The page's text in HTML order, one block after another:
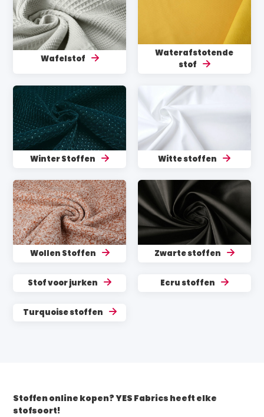
Wafelstof
Waterafstotende
stof
Winter Stoffen Witte stoffen
Wollen Stoffen Zwarte stoffen
Stof voor jurken Ecru stoffen
Turquoise stoffen
Stoffen online kopen? YES Fabrics heeft elke
stofsoort!